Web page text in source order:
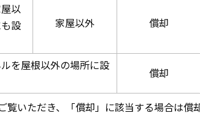
以
設
家屋以外 償却
を屋根以外の場所に設
償却
覧いただき、「償却」に該当する場合は償